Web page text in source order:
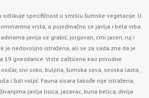
odlikuje specifičnost u smislu šumske vegetacije. U
vrsta, a pojedinačno se javlja i bela vrba.
javlja se grabić, jorgovan, crni jasen, ruj i
je nedovoljno istražena, ali se za sada zna da je
19 gnezdarice. Vrste zaštićene kao prirodne
sivi soko, buljina, šumska sova, seoska lasta,
i žuti voljić. Fauna sisara takođe nije istražena,
javlja lisica, jazavac, kuna belica, divlja